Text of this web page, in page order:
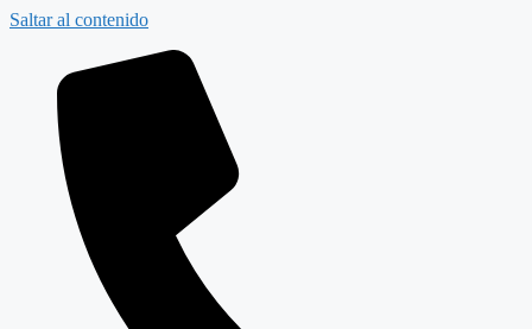
Saltar al contenido